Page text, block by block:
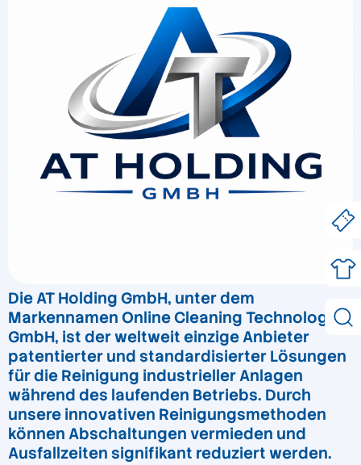
Die AT Holding GmbH, unter dem
Markennamen Online Cleaning Technologies
GmbH, ist der weltweit einzige Anbieter
patentierter und standardisierter Lösungen
für die Reinigung industrieller Anlagen
während des laufenden Betriebs. Durch
unsere innovativen Reinigungsmethoden
können Abschaltungen vermieden und
Ausfallzeiten signifikant reduziert werden.